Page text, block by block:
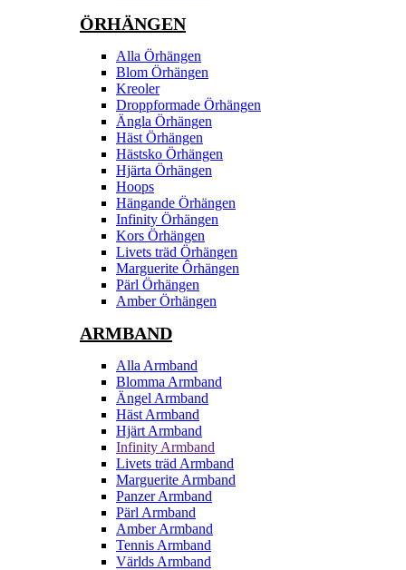
ÖRHÄNGEN
Alla Örhängen
Blom Örhängen
Kreoler
Droppformade Örhängen
Ängla Örhängen
Häst Örhängen
Hästsko Örhängen
Hjärta Örhängen
Hoops
Hängande Örhängen
Infinity Örhängen
Kors Örhängen
Livets träd Örhängen
Marguerite Ôrhängen
Pärl Örhängen
Amber Örhängen
ARMBAND
Alla Armband
Blomma Armband
Ängel Armband
Häst Armband
Hjärt Armband
Infinity Armband
Livets träd Armband
Marguerite Armband
Panzer Armband
Pärl Armband
Amber Armband
Tennis Armband
Världs Armband